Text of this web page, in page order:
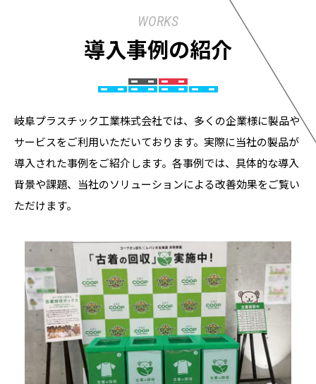
WORKS
導入事例の紹介
岐阜プラスチック工業株式会社では、多くの企業様に製品や
サービスをご利用いただいております。実際に当社の製品が
導入された事例をご紹介します。各事例では、具体的な導入
背景や課題、当社のソリューションによる改善効果をご覧い
ただけます。